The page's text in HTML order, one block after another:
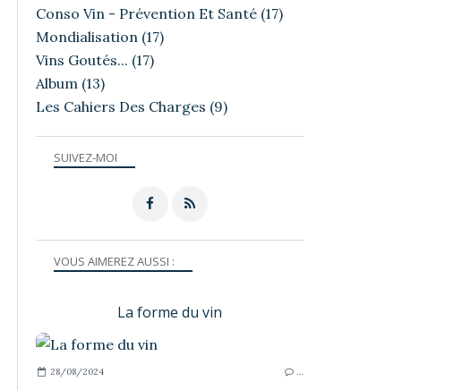
SUIVEZ-MOI
VOUS AIMEREZ AUSSI :
La forme du vin
28/08/2024 …
Conso Vin - Prévention Et Santé (17)
Mondialisation (17)
Vins Goutés... (17)
Album (13)
Les Cahiers Des Charges (9)